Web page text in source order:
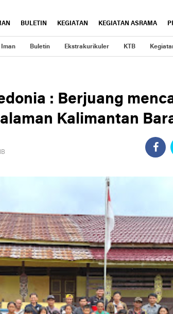
BULETIN KEGIATAN KEGIATAN ASRAMA
Iman Buletin Ekstrakurikuler KTB
: Berjuang
Kalimantan